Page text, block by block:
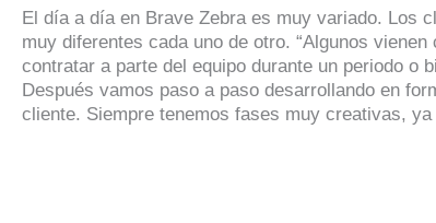
El día a día en Brave Zebra es muy variado. Los
muy diferentes cada uno de otro. “Algunos
contratar a parte del equipo durante un periodo o
Después vamos paso a paso desarrollando en
cliente. Siempre tenemos fases muy creativas,